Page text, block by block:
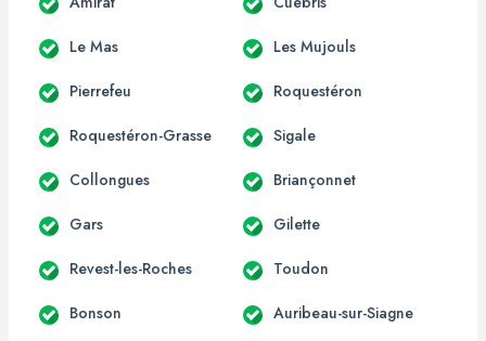
Le Mas Les Mujouls
Pierrefeu Roquestéron
Roquestéron-Grasse Sigale
Collongues Briançonnet
Gars Gilette
Revest-les-Roches Toudon
Bonson Auribeau-sur-Siagne